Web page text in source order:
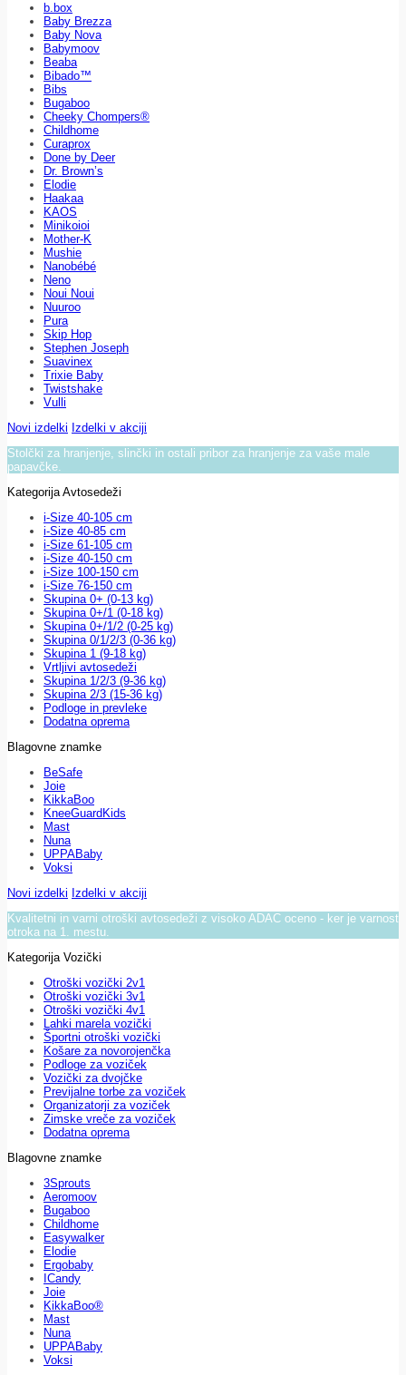
b.box
Baby Brezza
Baby Nova
Babymoov
Beaba
Bibado™
Bibs
Bugaboo
Cheeky Chompers®
Childhome
Curaprox
Done by Deer
Dr. Brown’s
Elodie
Haakaa
KAOS
Minikoioi
Mother-K
Mushie
Nanobébé
Neno
Noui Noui
Nuuroo
Pura
Skip Hop
Stephen Joseph
Suavinex
Trixie Baby
Twistshake
Vulli
Novi izdelki Izdelki v akciji
Stolčki za hranjenje, slinčki in ostali pribor za hranjenje za vaše male
papavčke.
Kategorija Avtosedeži
i-Size 40-105 cm
i-Size 40-85 cm
i-Size 61-105 cm
i-Size 40-150 cm
i-Size 100-150 cm
i-Size 76-150 cm
Skupina 0+ (0-13 kg)
Skupina 0+/1 (0-18 kg)
Skupina 0+/1/2 (0-25 kg)
Skupina 0/1/2/3 (0-36 kg)
Skupina 1 (9-18 kg)
Vrtljivi avtosedeži
Skupina 1/2/3 (9-36 kg)
Skupina 2/3 (15-36 kg)
Podloge in prevleke
Dodatna oprema
Blagovne znamke
BeSafe
Joie
KikkaBoo
KneeGuardKids
Mast
Nuna
UPPABaby
Voksi
Novi izdelki Izdelki v akciji
Kvalitetni in varni otroški avtosedeži z visoko ADAC oceno - ker je varnost
otroka na 1. mestu.
Kategorija Vozički
Otroški vozički 2v1
Otroški vozički 3v1
Otroški vozički 4v1
Lahki marela vozički
Športni otroški vozički
Košare za novorojenčka
Podloge za voziček
Vozički za dvojčke
Previjalne torbe za voziček
Organizatorji za voziček
Zimske vreče za voziček
Dodatna oprema
Blagovne znamke
3Sprouts
Aeromoov
Bugaboo
Childhome
Easywalker
Elodie
Ergobaby
ICandy
Joie
KikkaBoo®
Mast
Nuna
UPPABaby
Voksi